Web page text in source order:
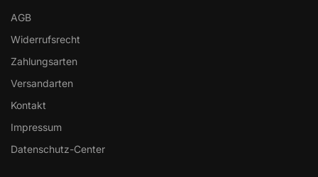
AGB
Widerrufsrecht
Zahlungsarten
Versandarten
Kontakt
Impressum
Datenschutz-Center